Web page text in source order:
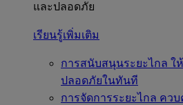
และปลอดภัย
เรียนรู้เพิ่มเติม
การสนับสนุนระยะไกล ใ
ปลอดภัยในทันที
การจัดการระยะไกล คว